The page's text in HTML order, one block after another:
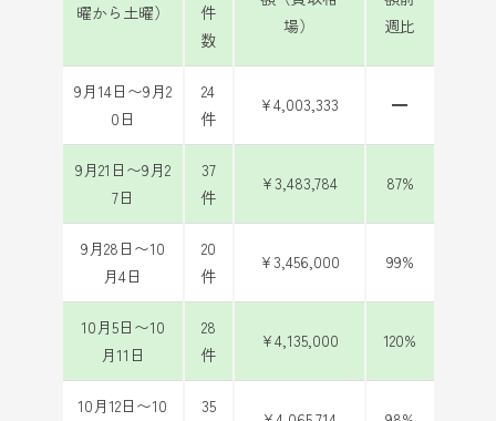
曜から土曜）
件
数
場）
週比
9月14日〜9月2
0日
24
件
¥4,003,333 ━
9月21日〜9月2
7日
37
件
¥3,483,784 87%
9月28日〜10
月4日
20
件
¥3,456,000 99%
10月5日〜10
月11日
28
件
¥4,135,000 120%
10月12日〜10 35